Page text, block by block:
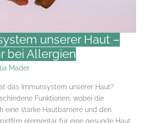
unserer Haut –
bei Allergien
Mader
das Immunsystem unserer Haut?
Funktionen, wobei die
eine starke Hautbarriere und den
elementar für eine gesunde Haut